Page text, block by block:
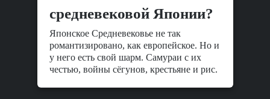
средневековой Японии?
Японское Средневековье не так
романтизировано, как европейское. Но и
у него есть свой шарм. Самураи с их
честью, войны сёгунов, крестьяне и рис.